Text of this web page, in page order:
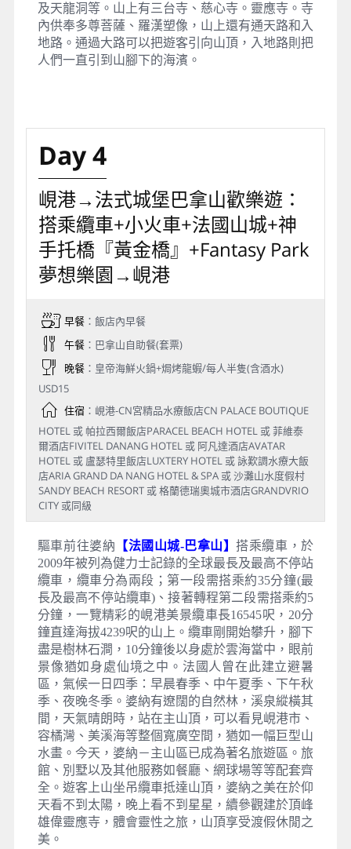
及天龍洞等。山上有三台寺、慈心寺。靈應寺。寺
內供奉多尊菩薩、羅漢塑像，山上還有通天路和入
地路。通過大路可以把遊客引向山頂，入地路則把
人們一直引到山腳下的海濱。
Day 4
峴港→法式城堡巴拿山歡樂遊：
搭乘纜車+小火車+法國山城+神
手托橋『黃金橋』+Fantasy Park
夢想樂園→峴港
早餐：飯店內早餐
午餐：巴拿山自助餐(套票)
晚餐：皇帝海鮮火鍋+焗烤龍蝦/每人半隻(含酒水)
USD15
住宿：峴港-CN宮精品水療飯店CN PALACE BOUTIQUE
HOTEL 或 帕拉西爾飯店PARACEL BEACH HOTEL 或 菲維泰
爾酒店FIVITEL DANANG HOTEL 或 阿凡達酒店AVATAR
HOTEL 或 盧瑟特里飯店LUXTERY HOTEL 或 詠歎調水療大飯
店ARIA GRAND DA NANG HOTEL & SPA 或 沙灘山水度假村
SANDY BEACH RESORT 或 格蘭德瑞奧城市酒店GRANDVRIO
CITY 或同級
驅車前往婆納 【法國山城-巴拿山】搭乘纜車，於
2009年被列為健力士記錄的全球最長及最高不停站
纜車，纜車分為兩段；第一段需搭乘約35分鐘(最
長及最高不停站纜車)、接著轉程第二段需搭乘約5
分鐘，一覽精彩的峴港美景纜車長16545呎，20分
鐘直達海拔4239呎的山上。纜車剛開始攀升，腳下
盡是樹林石澗，10分鐘後以身處於雲海當中，眼前
景像猶如身處仙境之中。法國人曾在此建立避暑
區，氣候一日四季：早晨春季、中午夏季、下午秋
季、夜晚冬季。婆納有遼闊的自然林，溪泉縱橫其
間，天氣晴朗時，站在主山頂，可以看見峴港市、
容橘灣、美溪海等整個寬廣空間，猶如一幅巨型山
水畫。今天，婆納－主山區已成為著名旅遊區。旅
館、別墅以及其他服務如餐廳、網球場等等配套齊
全。遊客上山坐吊纜車抵達山頂，婆納之美在於仰
天看不到太陽，晚上看不到星星，續參觀建於頂峰
雄偉靈應寺，體會靈性之旅，山頂享受渡假休閒之
美。